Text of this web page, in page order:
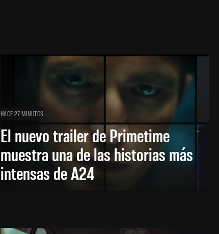
HACE 27 MINUTOS
El nuevo trailer de Primetime
muestra una de las historias más
intensas de A24